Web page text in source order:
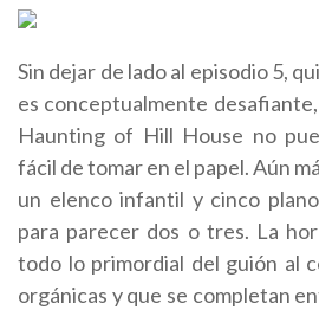
Sin dejar de lado al episodio 5,
es conceptualmente
Haunting of Hill House no
fácil de tomar en el papel. Aún
un elenco infantil y cinco
para parecer dos o tres. La
todo lo primordial del guión al
orgánicas y que se completan